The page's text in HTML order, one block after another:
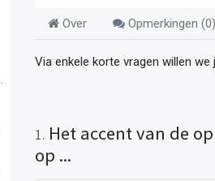
Over Opmerkingen (0)
Via enkele korte vragen willen
1. Het accent van de
op ...